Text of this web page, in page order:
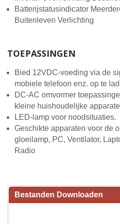
Batterijstatusindicator
Buitenleven Verlichting
TOEPASSINGEN
Bied 12VDC-voeding via de
mobiele telefoon enz. op te
DC-AC omvormer
kleine huishoudelijke
LED-lamp voor noodsituaties.
Geschikte apparaten voor de
gloeilamp, PC, Ventilator,
Radio
Bestanden Downloaden